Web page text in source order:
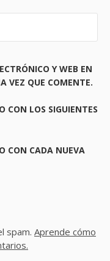
Y WEB EN
VEZ QUE COMENTE.
CON LOS SIGUIENTES
CON CADA NUEVA
spam. Aprende cómo